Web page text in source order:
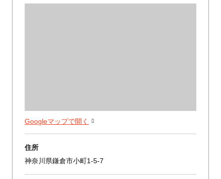
Googleマップで開く
住所
神奈川県鎌倉市小町1-5-7